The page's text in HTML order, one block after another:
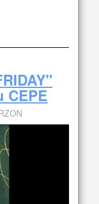
CEPE